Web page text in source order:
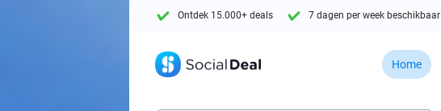
Ontdek 15.000+ deals 7 dagen per week beschikbaar
Home